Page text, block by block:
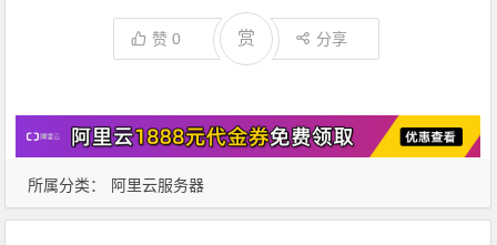
赞0 赏 分享
所属分类： 阿里云服务器